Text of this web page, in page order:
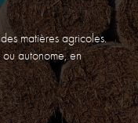
matières agricoles.
autonome, en